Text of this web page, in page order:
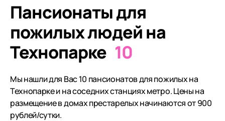
Пансионаты для
пожилых людей на
Технопарке 10
Мы нашли для Вас 10 пансионатов для пожилых на
Технопарке и на соседних станциях метро. Цены на
размещение в домах престарелых начинаются от 900
рублей/сутки.